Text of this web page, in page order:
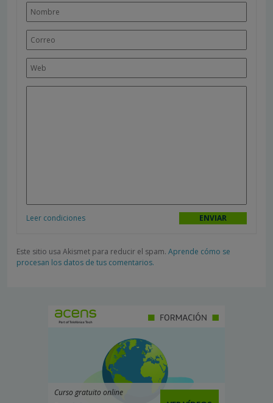
Leer condiciones
Este sitio usa Akismet para reducir el spam. Aprende cómo se
procesan los datos de tus comentarios.
Curso gratuito online